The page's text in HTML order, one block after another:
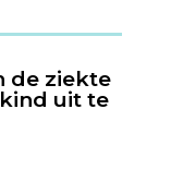
de ziekte
uit te